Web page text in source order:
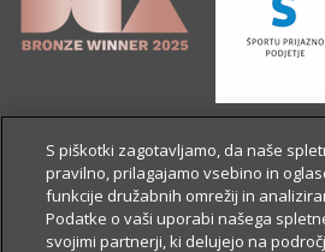
S piškotki zagotavljamo, da naše
pravilno, prilagajamo vsebino in
funkcije družabnih omrežij in
Podatke o vaši uporabi našega
svojimi partnerji, ki delujejo na